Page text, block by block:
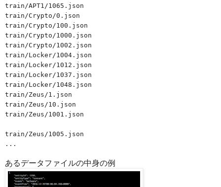
train/APT1/1065.json
train/Crypto/0.json
train/Crypto/100.json
train/Crypto/1000.json
train/Crypto/1002.json
train/Locker/1004.json
train/Locker/1012.json
train/Locker/1037.json
train/Locker/1048.json
train/Zeus/1.json
train/Zeus/10.json
train/Zeus/1001.json
train/Zeus/1005.json
...
あるデータファイルの中身の例